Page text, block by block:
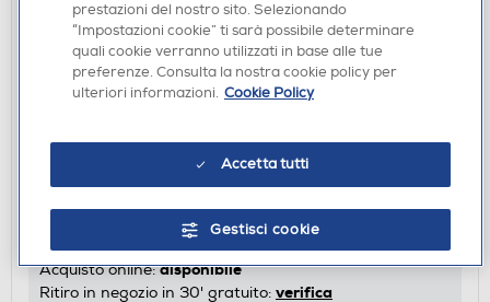
SBS - Convertitore audio digitale-analogico-Nero
Acquisto online:disponibile
Ritiro in negozio in 30' gratuito: verifica
prestazioni del nostro sito. Selezionando
“Impostazioni cookie” ti sarà possibile determinare
quali cookie verranno utilizzati in base alle tue
preferenze. Consulta la nostra cookie policy per
ulteriori informazioni. Cookie Policy
Accetta tutti
Gestisci cookie